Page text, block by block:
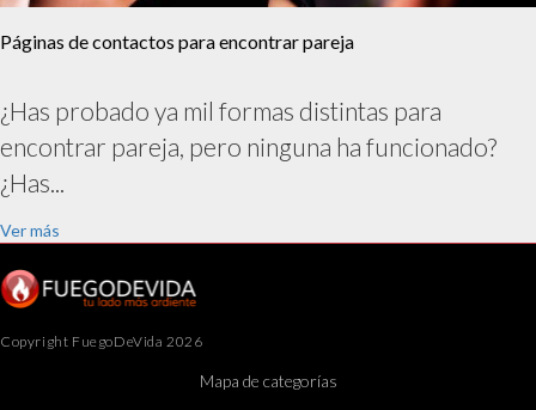
Páginas de contactos para encontrar pareja
¿Has probado ya mil formas distintas para
encontrar pareja, pero ninguna ha funcionado?
¿Has...
Ver más
Copyright FuegoDeVida 2026
Mapa de categorías